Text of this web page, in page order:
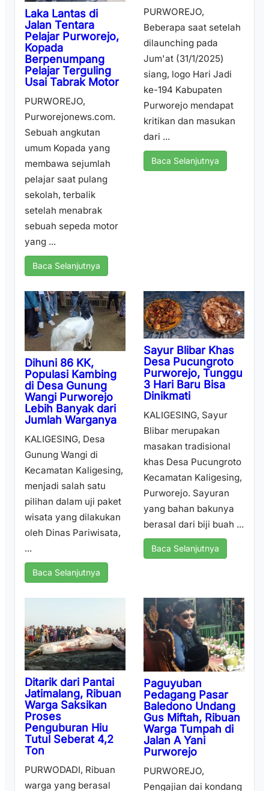
Laka Lantas di
Jalan Tentara
Pelajar Purworejo,
Kopada
Berpenumpang
Pelajar Terguling
Usai Tabrak Motor
PURWOREJO,
Purworejonews.com.
Sebuah angkutan
umum Kopada yang
membawa sejumlah
pelajar saat pulang
sekolah, terbalik
setelah menabrak
sebuah sepeda motor
yang ...
Baca Selanjutnya
PURWOREJO,
Beberapa saat setelah
dilaunching pada
Jum'at (31/1/2025)
siang, logo Hari Jadi
ke-194 Kabupaten
Purworejo mendapat
kritikan dan masukan
dari ...
Baca Selanjutnya
Dihuni 86 KK,
Populasi Kambing
di Desa Gunung
Wangi Purworejo
Lebih Banyak dari
Jumlah Warganya
KALIGESING, Desa
Gunung Wangi di
Kecamatan Kaligesing,
menjadi salah satu
pilihan dalam uji paket
wisata yang dilakukan
oleh Dinas Pariwisata,
...
Baca Selanjutnya
Sayur Blibar Khas
Desa Pucungroto
Purworejo, Tunggu
3 Hari Baru Bisa
Dinikmati
KALIGESING, Sayur
Blibar merupakan
masakan tradisional
khas Desa Pucungroto
Kecamatan Kaligesing,
Purworejo. Sayuran
yang bahan bakunya
berasal dari biji buah ...
Baca Selanjutnya
Ditarik dari Pantai
Jatimalang, Ribuan
Warga Saksikan
Proses
Penguburan Hiu
Tutul Seberat 4,2
Ton
PURWODADI, Ribuan
warga yang berasal
Paguyuban
Pedagang Pasar
Baledono Undang
Gus Miftah, Ribuan
Warga Tumpah di
Jalan A Yani
Purworejo
PURWOREJO,
Pengajian dai kondang